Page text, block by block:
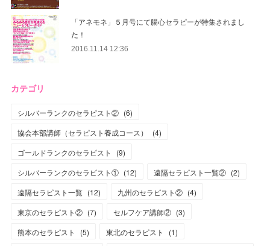
「アネモネ」５月号にて腸心セラピーが特集されまし
た！
2016.11.14 12:36
カテゴリ
シルバーランクのセラピスト② (6)
協会本部講師（セラピスト養成コース）
(4)
ゴールドランクのセラピスト
(9)
シルバーランクのセラピスト① (12) 遠隔セラピスト一覧② (2)
遠隔セラピスト一覧 (12) 九州のセラピスト② (4)
東京のセラピスト② (7) セルフケア講師② (3)
熊本のセラピスト
(5) 東北のセラピスト (1)